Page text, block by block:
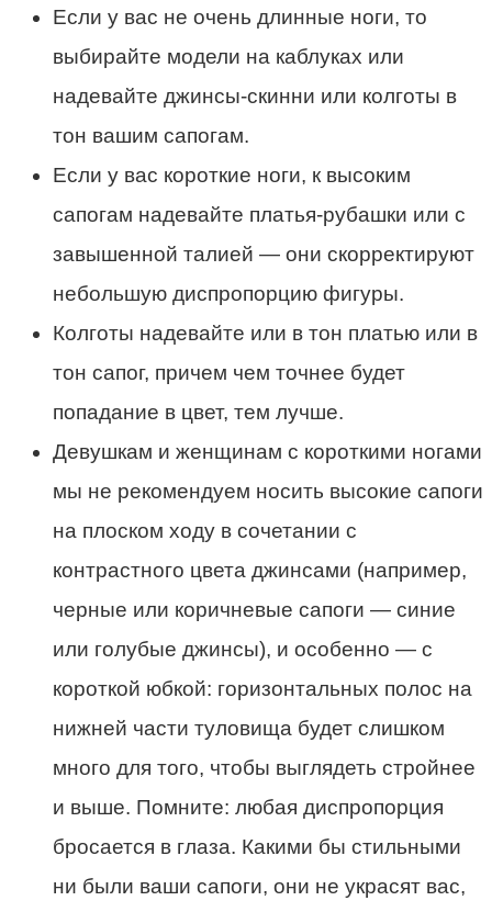
Если у вас не очень длинные ноги, то
выбирайте модели на каблуках или
надевайте джинсы-скинни или колготы в
тон вашим сапогам.
Если у вас короткие ноги, к высоким
сапогам надевайте платья-рубашки или с
завышенной талией — они скорректируют
небольшую диспропорцию фигуры.
Колготы надевайте или в тон платью или в
тон сапог, причем чем точнее будет
попадание в цвет, тем лучше.
Девушкам и женщинам с короткими ногами
мы не рекомендуем носить высокие сапоги
на плоском ходу в сочетании с
контрастного цвета джинсами (например,
черные или коричневые сапоги — синие
или голубые джинсы), и особенно — с
короткой юбкой: горизонтальных полос на
нижней части туловища будет слишком
много для того, чтобы выглядеть стройнее
и выше. Помните: любая диспропорция
бросается в глаза. Какими бы стильными
ни были ваши сапоги, они не украсят вас,